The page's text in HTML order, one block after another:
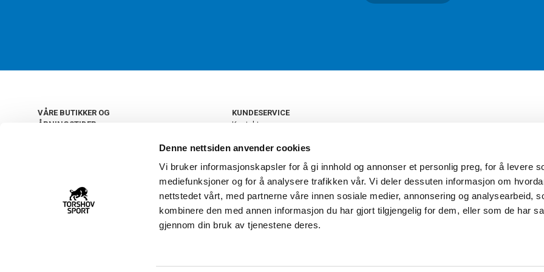
Denne nettsiden anvender cookies
Vi bruker informasjonskapsler for å gi innhold og annonser et personlig preg, for å levere
mediefunksjoner og for å analysere trafikken vår. Vi deler dessuten informasjon om
nettstedet vårt, med partnerne våre innen sosiale medier, annonsering og analysearbeid,
kombinere den med annen informasjon du har gjort tilgjengelig for dem, eller som de har
gjennom din bruk av tjenestene deres.
VÅRE BUTIKKER OG
ÅPNINGSTIDER
22 09 20 20
KUNDESERVICE
Kontakt oss
Retur og bytte
Personvern
Frakt og levering
Ledige stillinger
FAQ - Ofte stilte spørsmål
Åpenhetsloven
Torshov Sport har over 90 års
klubbhandel. Torshov Sport har
Drammen, Sandvika Storsenter